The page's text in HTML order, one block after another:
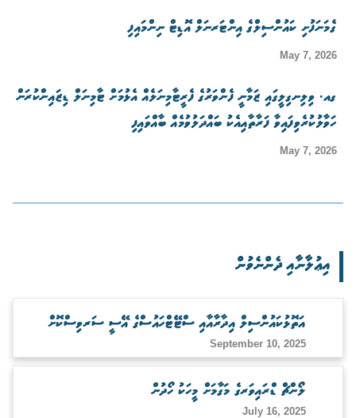
ގެމަނަފުށި ކައުންސިލްގެ އިންޓަރނަލް އޮޑިޓް ނިންމައިފި
May 7, 2026
ގއ. ވިލިނގިލީގައި ޒަމާނީ ފެންވަރުގެ ފެރީޓާމިނަލެއް އެޅުމަށް ޓާމިނަލް ޑިޒައިންކުރަން
ހަވާލުކުރެވިފައިވާ ފަރާތާއިއެކު ބައްދަލުވުމެއް ބާއްވައިފި
May 7, 2026
އިޢުލާނާއި ދެންނެވުން
އަތޮޅުކައުންސިލް އިދާރާއާއި ސްޓޭޓްހައުސްގެ އޭސީ ސަރވިސްކޮށް
ބަލަހައްޓާނެ ފަރާތެއް ހޯދުން
September 10, 2025
ލޯންޗް ޑްރައިވަރގެ މަގާމަށް މީހަކު ހޯދުން
July 16, 2025